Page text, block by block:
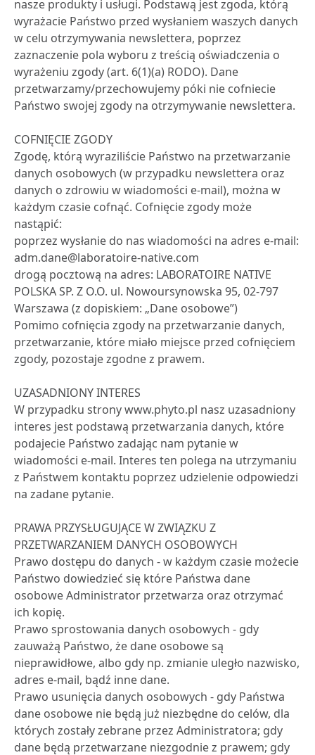
nasze produkty i usługi. Podstawą jest zgoda, którą
wyrażacie Państwo przed wysłaniem waszych danych
w celu otrzymywania newslettera, poprzez
zaznaczenie pola wyboru z treścią oświadczenia o
wyrażeniu zgody (art. 6(1)(a) RODO). Dane
przetwarzamy/przechowujemy póki nie cofniecie
Państwo swojej zgody na otrzymywanie newslettera.
COFNIĘCIE ZGODY
Zgodę, którą wyraziliście Państwo na przetwarzanie
danych osobowych (w przypadku newslettera oraz
danych o zdrowiu w wiadomości e-mail), można w
każdym czasie cofnąć. Cofnięcie zgody może
nastąpić:
poprzez wysłanie do nas wiadomości na adres e-mail:
adm.dane@laboratoire-native.com
drogą pocztową na adres: LABORATOIRE NATIVE
POLSKA SP. Z O.O. ul. Nowoursynowska 95, 02-797
Warszawa (z dopiskiem: „Dane osobowe”)
Pomimo cofnięcia zgody na przetwarzanie danych,
przetwarzanie, które miało miejsce przed cofnięciem
zgody, pozostaje zgodne z prawem.
UZASADNIONY INTERES
W przypadku strony www.phyto.pl nasz uzasadniony
interes jest podstawą przetwarzania danych, które
podajecie Państwo zadając nam pytanie w
wiadomości e-mail. Interes ten polega na utrzymaniu
z Państwem kontaktu poprzez udzielenie odpowiedzi
na zadane pytanie.
PRAWA PRZYSŁUGUJĄCE W ZWIĄZKU Z
PRZETWARZANIEM DANYCH OSOBOWYCH
Prawo dostępu do danych - w każdym czasie możecie
Państwo dowiedzieć się które Państwa dane
osobowe Administrator przetwarza oraz otrzymać
ich kopię.
Prawo sprostowania danych osobowych - gdy
zauważą Państwo, że dane osobowe są
nieprawidłowe, albo gdy np. zmianie uległo nazwisko,
adres e-mail, bądź inne dane.
Prawo usunięcia danych osobowych - gdy Państwa
dane osobowe nie będą już niezbędne do celów, dla
których zostały zebrane przez Administratora; gdy
dane będą przetwarzane niezgodnie z prawem; gdy